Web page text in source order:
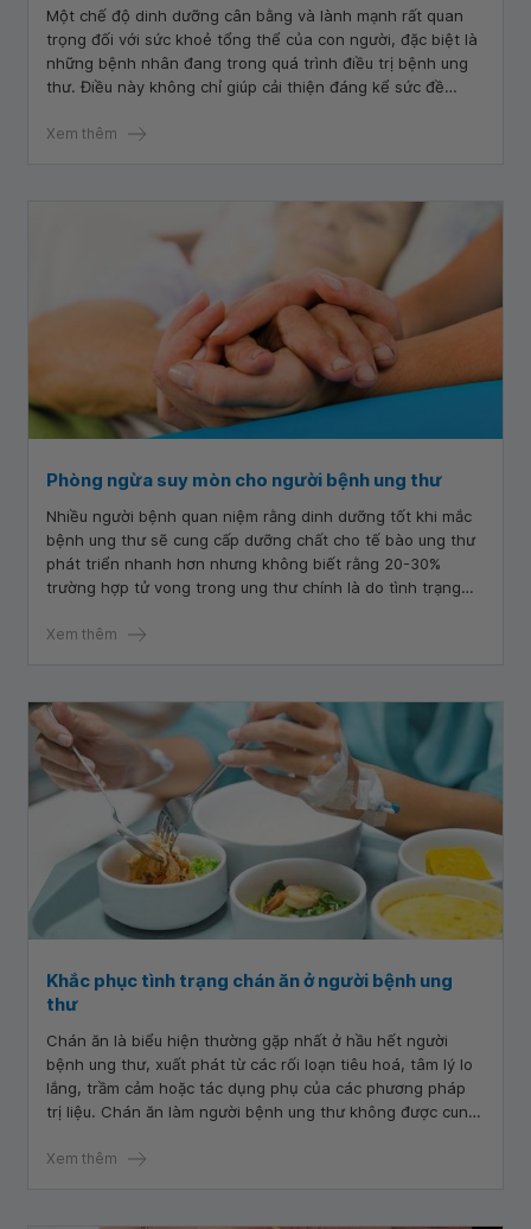
Một chế độ dinh dưỡng cân bằng và lành mạnh rất quan
trọng đối với sức khoẻ tổng thể của con người, đặc biệt là
những bệnh nhân đang trong quá trình điều trị bệnh ung
thư. Điều này không chỉ giúp cải thiện đáng kể sức đề
quả điều trị.
Xem thêm
Phòng ngừa suy mòn cho người bệnh ung thư
Nhiều người bệnh quan niệm rằng dinh dưỡng tốt khi mắc
bệnh ung thư sẽ cung cấp dưỡng chất cho tế bào ung thư
phát triển nhanh hơn nhưng không biết rằng 20-30%
trường hợp tử vong trong ung thư chính là do tình trạng
Xem thêm
Khắc phục tình trạng chán ăn ở người bệnh ung
thư
Chán ăn là biểu hiện thường gặp nhất ở hầu hết người
bệnh ung thư, xuất phát từ các rối loạn tiêu hoá, tâm lý lo
lắng, trầm cảm hoặc tác dụng phụ của các phương pháp
trị liệu. Chán ăn làm người bệnh ung thư không được cung
ứng với điều trị và dễ bị tác dụng phụ của hoá, xạ trị.
Xem thêm